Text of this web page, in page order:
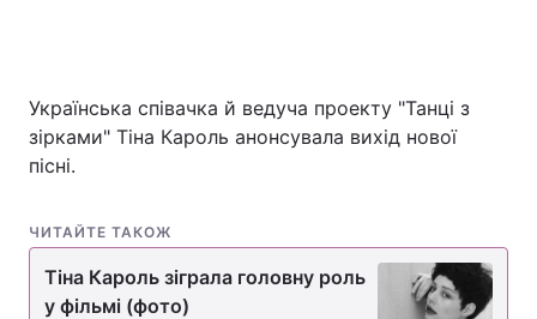
Україна Політика
Економіка
Українська співачка й ведуча проекту "Танці з
зірками" Тіна Кароль анонсувала вихід нової
пісні.
ЧИТАЙТЕ ТАКОЖ
Тіна Кароль зіграла головну роль
у фільмі (фото)